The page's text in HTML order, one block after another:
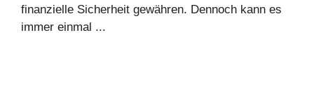
finanzielle Sicherheit gewähren. Dennoch kann es
immer einmal ...